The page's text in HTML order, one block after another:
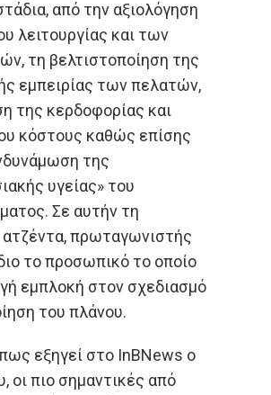
από την αξιολόγηση
λειτουργίας και των
τη βελτιστοποίηση της
εμπειρίας των πελατών,
της κερδοφορίας και
κόστους καθώς επίσης
της
υγείας» του
Σε αυτήν τη
ατζέντα, πρωταγωνιστής
το προσωπικό το οποίο
εμπλοκή στον σχεδιασμό
του πλάνου.
εξηγεί στο InBNews o
οι πιο σημαντικές από